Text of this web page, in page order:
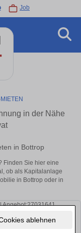
ablehnen
Job
in der Nähe
in Bottrop
Finden Sie hier eine
ob als Kapitalanlage
in Bottrop oder in